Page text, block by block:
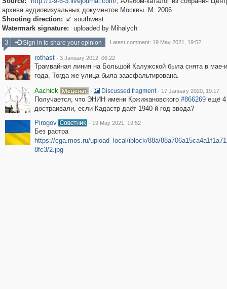
архива аудиовизуальных документов Москвы. М. 2006
Shooting direction:  southwest
Watermark signature:
uploaded by Mihalych
3
Sign in to share your opinion Latest comment: 19 May 2021, 19:52
rothast · 3 January 2012, 06:22
Трамвайная линия на Большой Калужской была снята в мае-
года. Тогда же улица была заасфальтирована.
Aachick
· Discussed fragment · 17 January 2020, 19:17
Получается, что ЭНИН имени Кржижановского #866269ещё 4
достраивали, если Кадастр даёт 1940-й год ввода?
Pirogov
· 19 May 2021, 19:52
Без растра
https://cga.mos.ru/upload_local/iblock/88a/
8fc3/2.jpg